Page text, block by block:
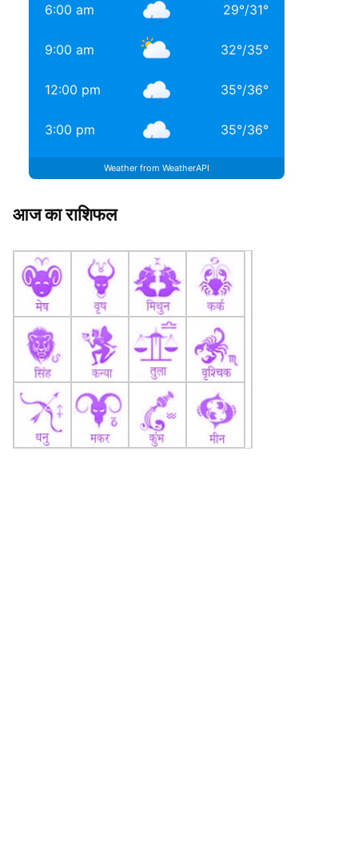
6:00 am 29°/31°
9:00 am 32°/35°
12:00 pm 35°/36°
3:00 pm 35°/36°
Weather from WeatherAPI
आज का राशिफल